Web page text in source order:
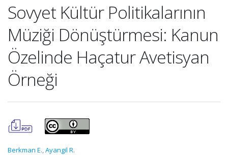
Sovyet Kültür Politikalarının
Müziği Dönüştürmesi: Kanun
Özelinde Haçatur Avetisyan
Örneği
Berkman E.,Ayangil R.